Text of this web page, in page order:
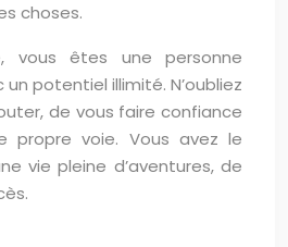
choses.
vous êtes une personne
potentiel illimité. N’oubliez
de vous faire confiance
propre voie. Vous avez le
vie pleine d’aventures, de